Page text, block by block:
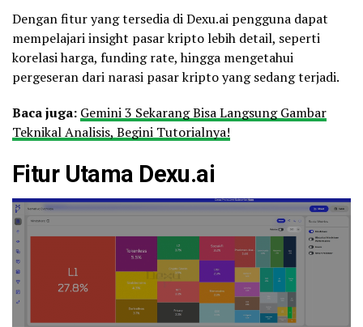
Dengan fitur yang tersedia di Dexu.ai pengguna dapat
mempelajari insight pasar kripto lebih detail, seperti
korelasi harga, funding rate, hingga mengetahui
pergeseran dari narasi pasar kripto yang sedang terjadi.
Baca juga: Gemini 3 Sekarang Bisa Langsung Gambar
Teknikal Analisis, Begini Tutorialnya!
Fitur Utama Dexu.ai